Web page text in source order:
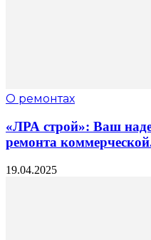
О ремонтах
«ЛРА строй»: Ваш
ремонта
19.04.2025